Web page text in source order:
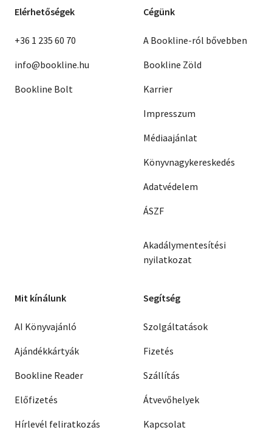
Elérhetőségek
+36 1 235 60 70
info@bookline.hu
Bookline Bolt
Cégünk
A Bookline-ról bővebben
Bookline Zöld
Karrier
Impresszum
Médiaajánlat
Könyvnagykereskedés
Adatvédelem
ÁSZF
Akadálymentesítési
nyilatkozat
Mit kínálunk
AI Könyvajánló
Ajándékkártyák
Bookline Reader
Előfizetés
Hírlevél feliratkozás
Segítség
Szolgáltatások
Fizetés
Szállítás
Átvevőhelyek
Kapcsolat